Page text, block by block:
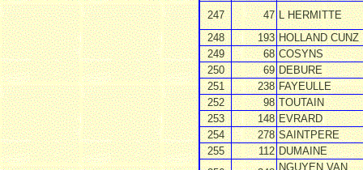
247
47 L HERMITTE
248
193 HOLLAND CUNZ
249
68 COSYNS
250
69 DEBURE
251
238 FAYEULLE
252
98 TOUTAIN
253
148 EVRARD
254
278 SAINTPERE
255
112 DUMAINE
NGUYEN VAN